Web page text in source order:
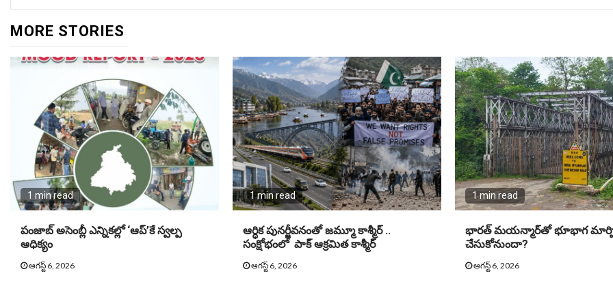
MORE STORIES
1 min read
పంజాబ్ అసెంబ్లీ ఎన్నికల్లో ‘ఆప్’కే స్వల్ప
ఆధిక్యం
ఆగస్ట్ 6, 2026
1 min read
ఆర్ధిక పునర్జీవనంతో జమ్మూ కాశ్మీర్ ..
సంక్షోభంలో పాక్ ఆక్రమిత కాశ్మీర్
ఆగస్ట్ 6, 2026
1 min read
భారత్ మయన్మార్‌తో భూభాగ
చేసుకోనుందా?
ఆగస్ట్ 6, 2026